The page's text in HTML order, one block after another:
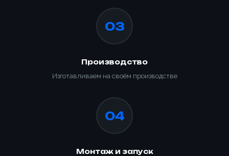
03
Производство
Изготавливаем на своём производстве
04
Монтаж и запуск